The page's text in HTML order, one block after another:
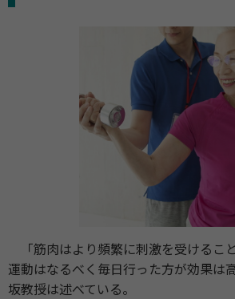
「筋肉はより頻繁に刺激を受けるこ
運動はなるべく毎日行った方が効果は
坂教授は述べている。